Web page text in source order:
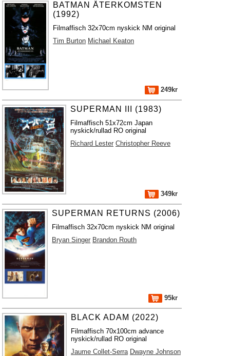
BATMAN ÅTERKOMSTEN
(1992)
Filmaffisch 32x70cm nyskick NM original
Tim Burton Michael Keaton
249kr
SUPERMAN III (1983)
Filmaffisch 51x72cm Japan
nyskick/rullad RO original
Richard Lester Christopher Reeve
349kr
SUPERMAN RETURNS (2006)
Filmaffisch 32x70cm nyskick NM original
Bryan Singer Brandon Routh
95kr
BLACK ADAM (2022)
Filmaffisch 70x100cm advance
nyskick/rullad RO original
Jaume Collet-Serra Dwayne Johnson